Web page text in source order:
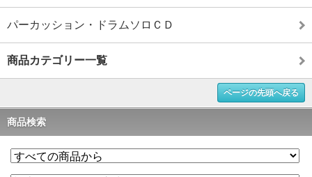
パーカッション・ドラムソロＣＤ
商品カテゴリー一覧
ページの先頭へ戻る
商品検索